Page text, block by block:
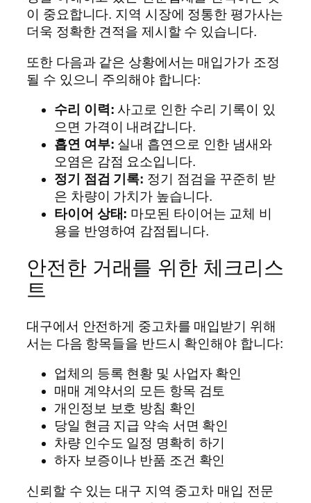
이 중요합니다. 지역 시장에 정통한 평가사는
더욱 정확한 견적을 제시할 수 있습니다.
또한 다음과 같은 상황에서는 매입가가 조정
될 수 있으니 주의해야 합니다:
수리 이력: 사고로 인한 수리 기록이 있
으면 가격이 내려갑니다.
흡연 여부: 실내 흡연으로 인한 냄새와
오염은 감점 요소입니다.
정기 점검 기록: 정기 점검을 꾸준히 받
은 차량이 가치가 높습니다.
타이어 상태: 마모된 타이어는 교체 비
용을 반영하여 감점됩니다.
안전한 거래를 위한 체크리스
트
대구에서 안전하게 중고차를 매입받기 위해
서는 다음 항목들을 반드시 확인해야 합니다:
업체의 등록 현황 및 사업자 확인
매매 계약서의 모든 항목 검토
개인정보 보호 방침 확인
당일 현금 지급 약속 서면 확인
차량 인수도 일정 명확히 하기
하자 보증이나 반품 조건 확인
신뢰할 수 있는 대구 지역 중고차 매입 전문